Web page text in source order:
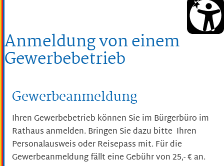
Anmeldung von einem
Gewerbebetrieb
Gewerbeanmeldung
Ihren Gewerbebetrieb können Sie im Bürgerbüro im
Rathaus anmelden. Bringen Sie dazu bitte Ihren
Personalausweis oder Reisepass mit. Für die
Gewerbeanmeldung fällt eine Gebühr von 25,- € an.